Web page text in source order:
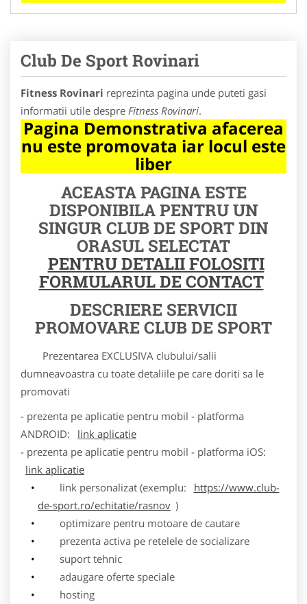
Club De Sport Rovinari
Fitness Rovinari reprezinta pagina unde puteti gasi
informatii utile despre Fitness Rovinari.
Pagina Demonstrativa afacerea
nu este promovata iar locul este
liber
ACEASTA PAGINA ESTE
DISPONIBILA PENTRU UN
SINGUR CLUB DE SPORT DIN
ORASUL SELECTAT
PENTRU DETALII FOLOSITI
FORMULARUL DE CONTACT
DESCRIERE SERVICII
PROMOVARE CLUB DE SPORT
Prezentarea EXCLUSIVA clubului/salii
dumneavoastra cu toate detaliile pe care doriti sa le
promovati
- prezenta pe aplicatie pentru mobil - platforma
ANDROID:
link aplicatie
- prezenta pe aplicatie pentru mobil - platforma iOS:
link aplicatie
link personalizat (exemplu:
https://www.club-
de-sport.ro/echitatie/rasnov )
optimizare pentru motoare de cautare
prezenta activa pe retelele de socializare
suport tehnic
adaugare oferte speciale
hosting